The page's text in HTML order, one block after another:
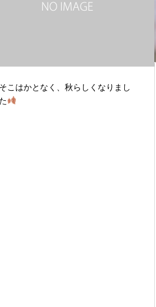
(日本語) すこやか入浴パス残りあり
ませんか？